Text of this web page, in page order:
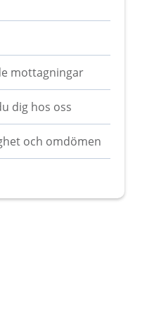
mottagningar
dig hos oss
och omdömen